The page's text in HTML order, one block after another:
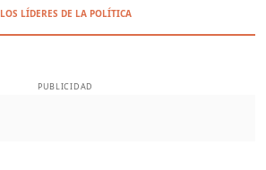
LOS LÍDERES DE LA POLÍTICA
PUBLICIDAD